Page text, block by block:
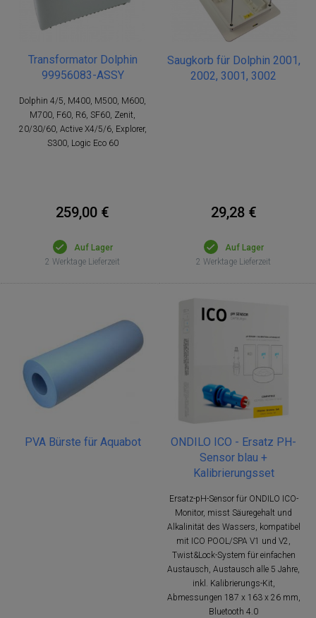
Transformator Dolphin
99956083-ASSY
Dolphin 4/5, M400, M500, M600,
M700, F60, R6, SF60, Zenit,
20/30/60, Active X4/5/6, Explorer,
S300, Logic Eco 60
259,00 €
Auf Lager
2 Werktage Lieferzeit
Saugkorb für Dolphin 2001,
2002, 3001, 3002
29,28 €
Auf Lager
2 Werktage Lieferzeit
PVA Bürste für Aquabot
ONDILO ICO - Ersatz PH-
Sensor blau +
Kalibrierungsset
Ersatz-pH-Sensor für ONDILO ICO-
Monitor, misst Säuregehalt und
Alkalinität des Wassers, kompatibel
mit ICO POOL/SPA V1 und V2,
Twist&Lock-System für einfachen
Austausch, Austausch alle 5 Jahre,
inkl. Kalibrierungs-Kit,
Abmessungen 187 x 163 x 26 mm,
Bluetooth 4.0